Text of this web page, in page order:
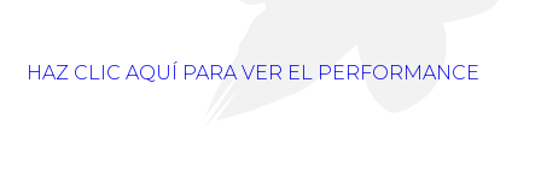
HAZ CLIC AQUÍ PARA VER EL PERFORMANCE